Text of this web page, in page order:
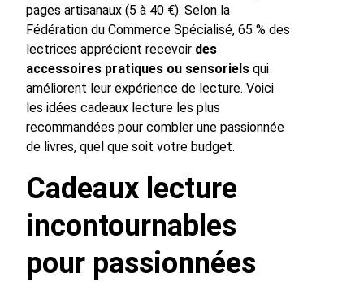
pages artisanaux (5 à 40 €). Selon la
Fédération du Commerce Spécialisé, 65 % des
lectrices apprécient recevoir des
accessoires pratiques ou sensoriels qui
améliorent leur expérience de lecture. Voici
les idées cadeaux lecture les plus
recommandées pour combler une passionnée
de livres, quel que soit votre budget.
Cadeaux lecture
incontournables
pour passionnées